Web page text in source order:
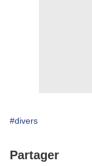
#divers
Partager